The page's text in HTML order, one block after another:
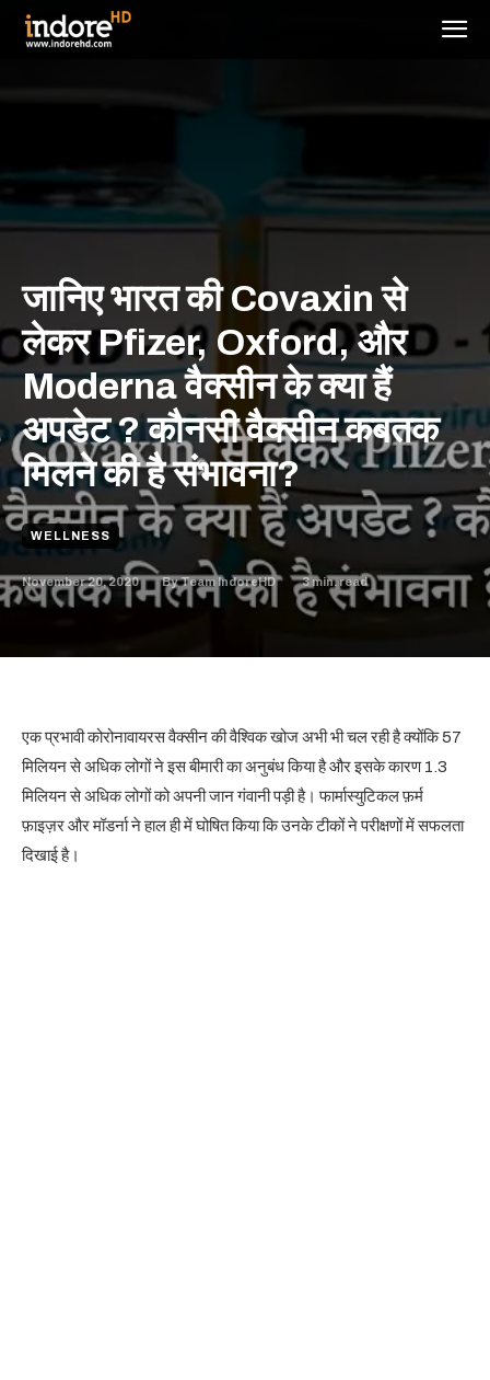
जानिए भारत की Covaxin से
लेकर Pfizer, Oxford, और
Moderna वैक्सीन के क्या हैं
अपडेट ? कौनसी वैक्सीन कबतक
मिलने की है संभावना?
WELLNESS
November 20, 2020 By Team IndoreHD 3 min. read
एक प्रभावी कोरोनावायरस वैक्सीन की वैश्विक खोज अभी भी चल रही है क्योंकि 57
मिलियन से अधिक लोगों ने इस बीमारी का अनुबंध किया है और इसके कारण 1.3
मिलियन से अधिक लोगों को अपनी जान गंवानी पड़ी है। फार्मास्युटिकल फ़र्म
फ़ाइज़र और मॉडर्ना ने हाल ही में घोषित किया कि उनके टीकों ने परीक्षणों में सफलता
दिखाई है।